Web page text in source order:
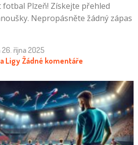
fotbal Plzeň! Získejte přehled
Nepropásněte žádný zápas
26. října 2025
Ligy Žádné komentáře